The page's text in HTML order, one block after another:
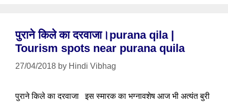
पुराने किले का दरवाजा।purana qila |
Tourism spots near purana quila
27/04/2018 by Hindi Vibhag
पुराने किले का दरवाजा इस स्मारक का भग्नावशेष आज भी अत्यंत बुरी